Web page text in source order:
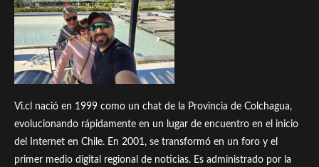
Vi.cl nació en 1999 como un chat de la Provincia de Colchagua,
evolucionando rápidamente en un lugar de encuentro en el inicio
del Internet en Chile. En 2001, se transformó en un foro y el
primer medio digital regional de noticias. Es administrado por la